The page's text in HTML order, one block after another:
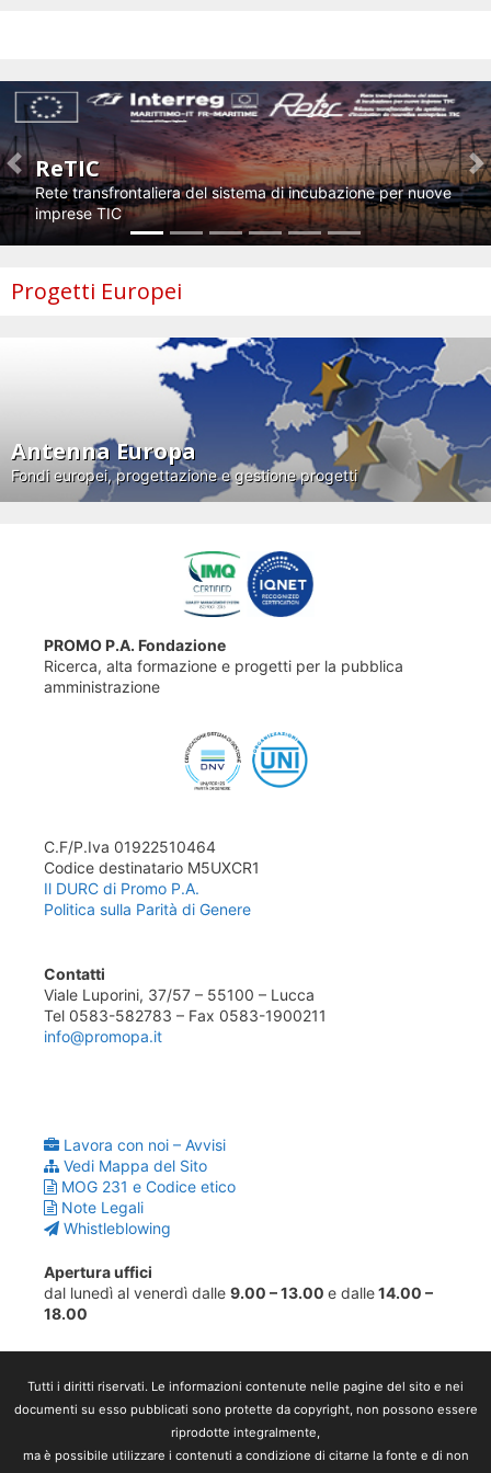
ReTIC
Rete transfrontaliera del sistema di incubazione per nuove
imprese TIC
Previous
Progetti Europei
Antenna Europa
Fondi europei, progettazione e gestione progetti
PROMO P.A. Fondazione
Ricerca, alta formazione e progetti per la pubblica
amministrazione
C.F/P.Iva 01922510464
Codice destinatario M5UXCR1
Il DURC di Promo P.A.
Politica sulla Parità di Genere
Contatti
Viale Luporini, 37/57 – 55100 – Lucca
Tel 0583-582783 – Fax 0583-1900211
info@promopa.it
Lavora con noi – Avvisi
Vedi Mappa del Sito
MOG 231 e Codice etico
Note Legali
Whistleblowing
Apertura uffici
dal lunedì al venerdì dalle 9.00 – 13.00 e dalle14.00 –
18.00
Tutti i diritti riservati. Le informazioni contenute nelle pagine del sito e nei
documenti su esso pubblicati sono protette da copyright, non possono essere
riprodotte integralmente,
ma è possibile utilizzare i contenuti a condizione di citarne la fonte e di non